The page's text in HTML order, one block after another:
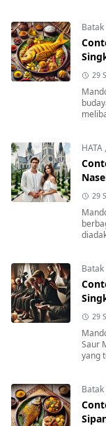
Batak
29
HATA ,
29
Batak
29
Saur
yang
Batak